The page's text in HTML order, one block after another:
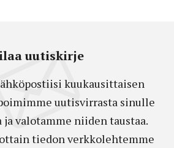
uutiskirje
kuukausittaisen
uutisvirrasta sinulle
valotamme niiden taustaa.
tiedon verkkolehtemme